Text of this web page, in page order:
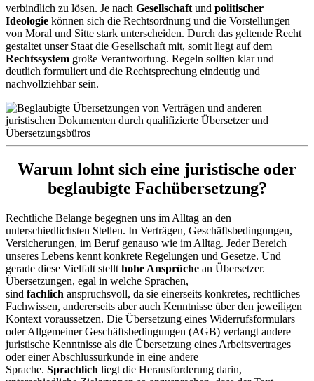
verbindlich zu lösen. Je nach Gesellschaft und politischer
Ideologie können sich die Rechtsordnung und die Vorstellungen
von Moral und Sitte stark unterscheiden. Durch das geltende Recht
gestaltet unser Staat die Gesellschaft mit, somit liegt auf dem
Rechtssystem große Verantwortung. Regeln sollten klar und
deutlich formuliert und die Rechtsprechung eindeutig und
nachvollziehbar sein.
Warum lohnt sich eine juristische oder
beglaubigte Fachübersetzung?
Rechtliche Belange begegnen uns im Alltag an den
unterschiedlichsten Stellen. In Verträgen, Geschäftsbedingungen,
Versicherungen, im Beruf genauso wie im Alltag. Jeder Bereich
unseres Lebens kennt konkrete Regelungen und Gesetze. Und
gerade diese Vielfalt stellt hohe Ansprüche an Übersetzer.
Übersetzungen, egal in welche Sprachen,
sind fachlich anspruchsvoll, da sie einerseits konkretes, rechtliches
Fachwissen, andererseits aber auch Kenntnisse über den jeweiligen
Kontext voraussetzen. Die Übersetzung eines Widerrufsformulars
oder Allgemeiner Geschäftsbedingungen (AGB) verlangt andere
juristische Kenntnisse als die Übersetzung eines Arbeitsvertrages
oder einer Abschlussurkunde in eine andere
Sprache. Sprachlich liegt die Herausforderung darin,